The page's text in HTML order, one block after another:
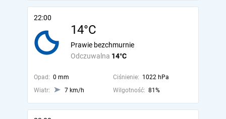
22:00
14°C
Odczuwalna 14°C
Prawie bezchmurnie
Opad: 0 mm Ciśnienie: 1022 hPa
Wiatr:
7 km/h Wilgotność: 81%